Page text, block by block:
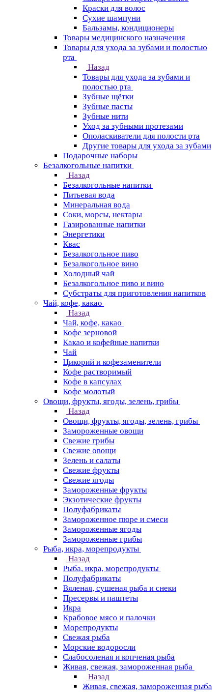
Краски для волос
Сухие шампуни
Бальзамы, кондиционеры
Товары медицинского назначения
Товары для ухода за зубами и полостью
рта
Назад
Товары для ухода за зубами и
полостью рта
Зубные щётки
Зубные пасты
Зубные нити
Уход за зубными протезами
Ополаскиватели для полости рта
Другие товары для ухода за зубами
Подарочные наборы
Безалкогольные напитки
Назад
Безалкогольные напитки
Питьевая вода
Минеральная вода
Соки, морсы, нектары
Газированные напитки
Энергетики
Квас
Безалкогольное пиво
Безалкогольное вино
Холодный чай
Безалкогольное пиво и вино
Субстраты для приготовления напитков
Чай, кофе, какао
Назад
Чай, кофе, какао
Кофе зерновой
Какао и кофейные напитки
Чай
Цикорий и кофезаменители
Кофе растворимый
Кофе в капсулах
Кофе молотый
Овощи, фрукты, ягоды, зелень, грибы
Назад
Овощи, фрукты, ягоды, зелень, грибы
Замороженные овощи
Свежие грибы
Свежие овощи
Зелень и салаты
Свежие фрукты
Свежие ягоды
Замороженные фрукты
Экзотические фрукты
Полуфабрикаты
Замороженное пюре и смеси
Замороженные ягоды
Замороженные грибы
Рыба, икра, морепродукты
Назад
Рыба, икра, морепродукты
Полуфабрикаты
Вяленая, сушеная рыба и снеки
Пресервы и паштеты
Икра
Крабовое мясо и палочки
Морепродукты
Свежая рыба
Морские водоросли
Слабосоленая и копченая рыба
Живая, свежая, замороженная рыба
Назад
Живая, свежая, замороженная рыба